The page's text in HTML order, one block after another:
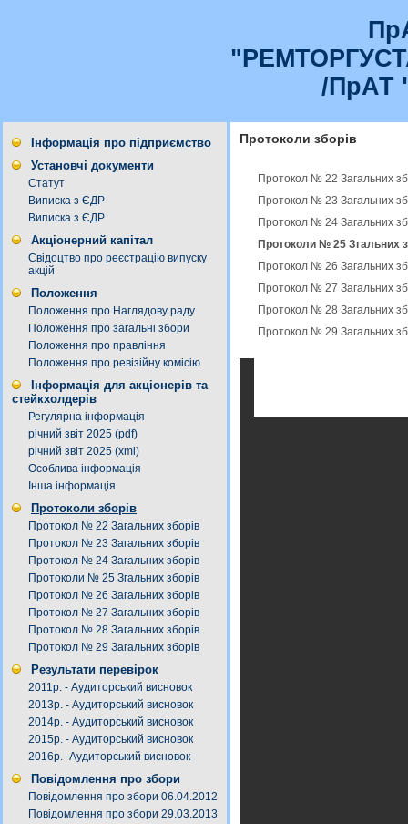
/ПрАТ
Інформація про підприємство
Установчі документи
Статут
Виписка з ЄДР
Виписка з ЄДР
Акціонерний капітал
Свідоцтво про реєстрацію випуску
акцій
Положення
Положення про Наглядову раду
Положення про загальні збори
Положення про правління
Положення про ревізійну комісію
Інформація для акціонерів та
стейкхолдерів
Регулярна інформація
річний звіт 2025 (pdf)
річний звіт 2025 (xml)
Особлива інформація
Інша інформація
Протоколи зборів
Протокол № 22 Загальних зборів
Протокол № 23 Загальних зборів
Протокол № 24 Загальних зборів
Протоколи № 25 Згальних зборів
Протокол № 26 Загальних зборів
Протокол № 27 Загальних зборів
Протокол № 28 Загальних зборів
Протокол № 29 Загальних зборів
Результати перевірок
2011р. - Аудиторський висновок
2013р. - Аудиторський висновок
2014р. - Аудиторський висновок
2015р. - Аудиторський висновок
2016р. -Аудиторський висновок
Повідомлення про збори
Повідомлення про збори 06.04.2012
Повідомлення про збори 29.03.2013
Протоколи зборів
Протокол № 22 Загальних
Протокол № 23 Загальних
Протокол № 24 Загальних
Протоколи № 25 Згальних
Протокол № 26 Загальних
Протокол № 27 Загальних
Протокол № 28 Загальних
Протокол № 29 Загальних